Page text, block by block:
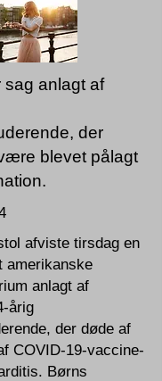
sag anlagt af
der
blevet pålagt
afviste tirsdag en
amerikanske
anlagt af
årig
der døde af
COVID-19-vaccine-
Børns